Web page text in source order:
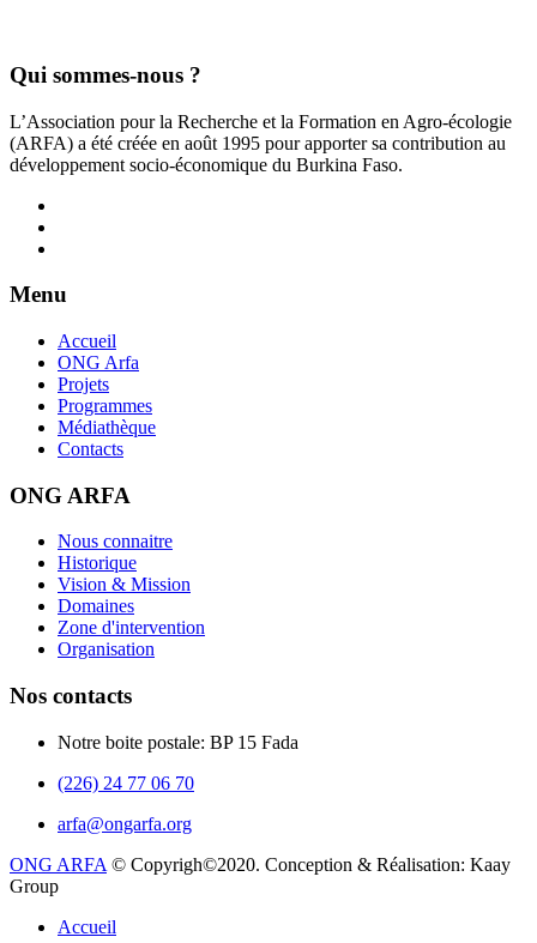
Qui sommes-nous ?
L’Association pour la Recherche et la Formation en Agro-écologie
(ARFA) a été créée en août 1995 pour apporter sa contribution au
développement socio-économique du Burkina Faso.
Menu
Accueil
ONG Arfa
Projets
Programmes
Médiathèque
Contacts
ONG ARFA
Nous connaitre
Historique
Vision & Mission
Domaines
Zone d'intervention
Organisation
Nos contacts
Notre boite postale: BP 15 Fada
(226) 24 77 06 70
arfa@ongarfa.org
ONG ARFA © Copyrigh©2020. Conception & Réalisation: Kaay
Group
Accueil